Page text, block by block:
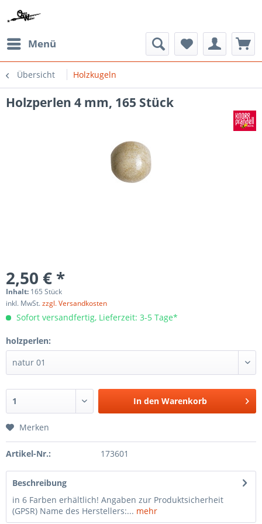
Menü
Übersicht Holzkugeln
Holzperlen 4 mm, 165 Stück
2,50 € *
Inhalt: 165 Stück
inkl. MwSt.zzgl. Versandkosten
Sofort versandfertig, Lieferzeit: 3-5 Tage*
holzperlen:
In den Warenkorb
Merken
Artikel-Nr.: 173601
Beschreibung
in 6 Farben erhältlich! Angaben zur Produktsicherheit
(GPSR) Name des Herstellers:... mehr